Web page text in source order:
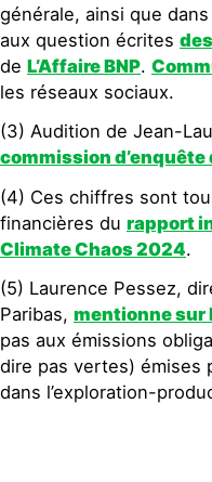
générale, ainsi que
aux question écrites
de L’Affaire BNP.
les réseaux sociaux.
(3) Audition de Jean-
commission d’enquête
(4) Ces chiffres sont
financières du rapport
Climate Chaos 2024.
(5) Laurence Pessez,
Paribas, mentionne sur
pas aux émissions
dire pas vertes) émises
dans l’exploration-